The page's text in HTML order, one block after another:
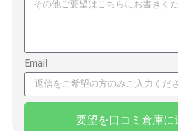
Email
要望を口コミ倉庫に